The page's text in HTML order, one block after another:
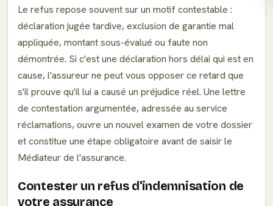
Le refus repose souvent sur un motif contestable :
déclaration jugée tardive, exclusion de garantie mal
appliquée, montant sous-évalué ou faute non
démontrée. Si c'est une déclaration hors délai qui est en
cause, l'assureur ne peut vous opposer ce retard que
s'il prouve qu'il lui a causé un préjudice réel. Une lettre
de contestation argumentée, adressée au service
réclamations, ouvre un nouvel examen de votre dossier
et constitue une étape obligatoire avant de saisir le
Médiateur de l'assurance.
Contester un refus d'indemnisation de
votre assurance